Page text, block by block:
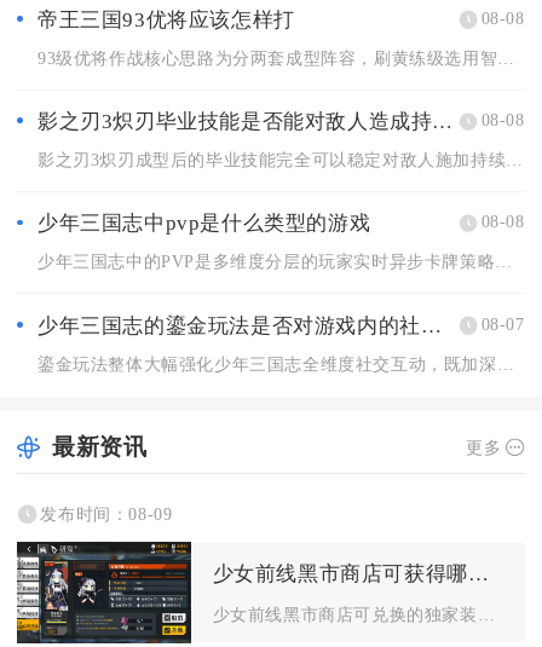
帝王三国93优将应该怎样打 08-08
影之刃3炽刃毕业技能是否能对敌人造成持续伤害 08-08
少年三国志中pvp是什么类型的游戏 08-08
少年三国志中的PVP是多维度分层的玩家实时异步卡牌策略对战类...
少年三国志的鎏金玩法是否对游戏内的社交互动有影响 08-07
最新资讯 更多
发布时间：08-09
少女前线黑市商店可获得哪些独家装备